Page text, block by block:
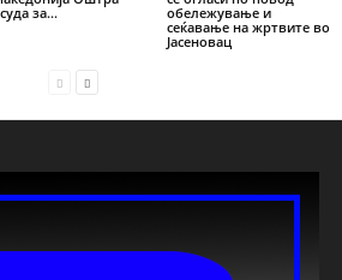
за...
обележување и
сеќавање на жртвите во
Јасеновац